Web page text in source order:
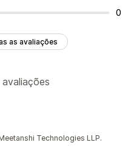
0
as avaliações
Technologies LLP.